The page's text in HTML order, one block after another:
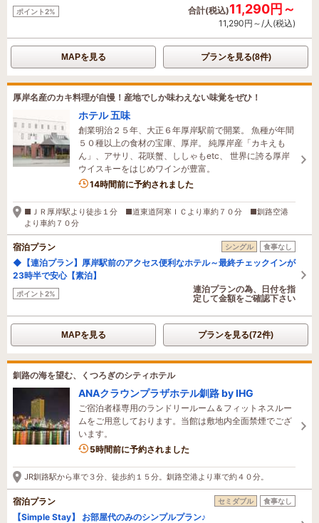
ポイント2% 合計(税込)11,290円～
11,290円～/人(税込)
MAPを見る プランを見る(8件)
厚岸名産のカキ料理が自慢！産地でしか味わえない味覚をぜひ！
ホテル 五味
創業明治２５年、大正６年厚岸駅前で開業。 魚種が年間
５０種以上の食材の宝庫、厚岸。 純厚岸産「カキえも
ん」、アサリ、花咲蟹、ししゃもetc、 世界に誇る厚岸
ウイスキーをはじめワインが豊富。
14時間前に予約されました
■ＪＲ厚岸駅より徒歩１分 ■道東道阿寒ＩＣより車約７０分 ■釧路空港
より車約７０分
宿泊プラン シングル 食事なし
◆【連泊プラン】厚岸駅前のアクセス便利なホテル～最終チェックインが
23時半で安心【素泊】
ポイント2%
連泊プランの為、日付を指
定して金額をご確認下さい
MAPを見る プランを見る(72件)
釧路の海を望む、くつろぎのシティホテル
ANAクラウンプラザホテル釧路 by IHG
ご宿泊者様専用のランドリールーム＆フィットネスルー
ムをご用意しております。当館は敷地内全面禁煙でござ
います。
5時間前に予約されました
JR釧路駅から車で３分、徒歩約１５分。釧路空港より車で約４０分。
宿泊プラン セミダブル 食事なし
【Simple Stay】 お部屋代のみのシンプルプラン♪